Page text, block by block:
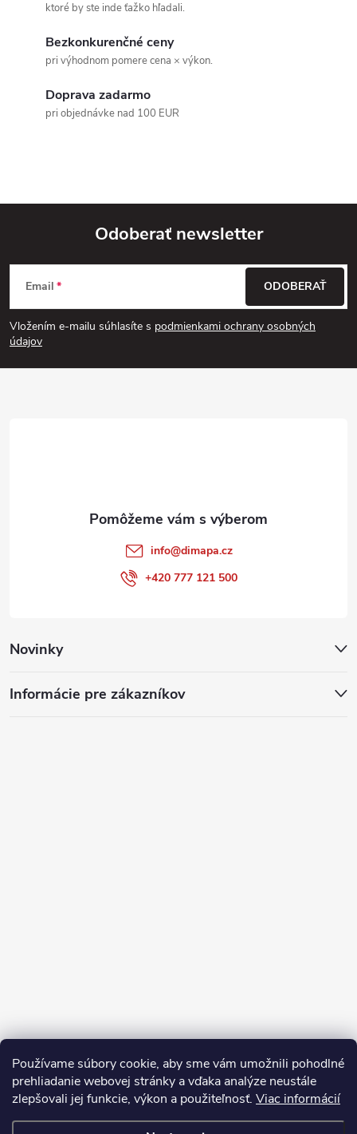
Používame súbory cookie, aby sme vám umožnili pohodlné
prehliadanie webovej stránky a vďaka analýze neustále
zlepšovali jej funkcie, výkon a použiteľnosť. Viac informácií
p
v
y
v
ktoré by ste inde ťažko hľadali.
Bezkonkurenčné ceny
pri výhodnom pomere cena × výkon.
Doprava zadarmo
pri objednávke nad 100 EUR
Z
á
p
Odoberať newsletter
Email
Vložením e-mailu súhlasíte s podmienkami ochrany osobných
údajov
ODOBERAŤ
Novinky
Informácie pre zákazníkov
info@dimapa.cz
+420 777 121 500